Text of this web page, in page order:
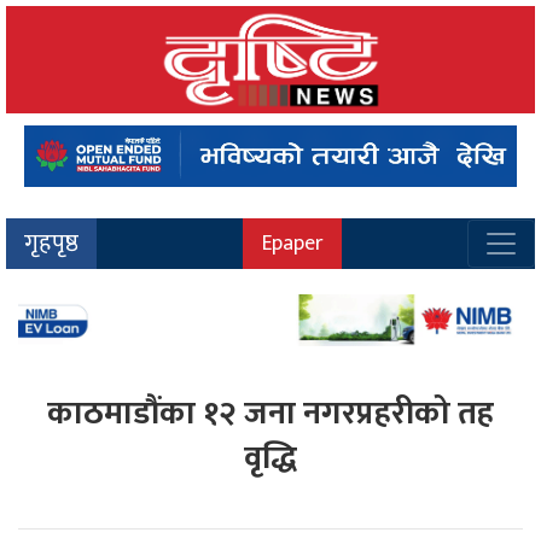
गृहपृष्ठ Epaper
काठमाडौंका १२ जना नगरप्रहरीको तह
वृद्धि